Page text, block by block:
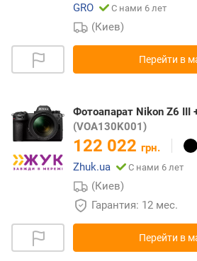
GRO
С нами 6 лет
(Киев)
Перейти в
Фотоапарат Nikon Z6 III
(VOA130K001)
122 022 грн.
Zhuk.ua
С нами 6 лет
(Киев)
Гарантия: 12 мес.
Перейти в